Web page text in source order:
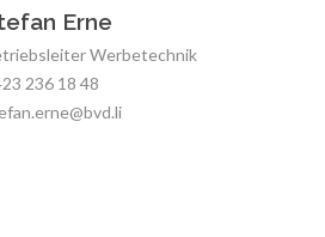
Erne
Werbetechnik
236 18 48
bvd.li